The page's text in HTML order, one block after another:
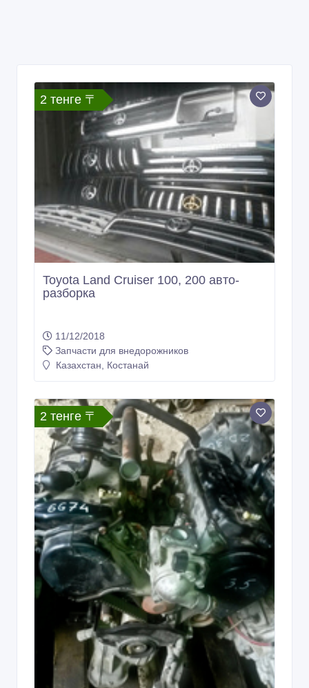
2 тенге 〒
Toyota Land Cruiser 100, 200 авто-
разборка
11/12/2018
Запчасти для внедорожников
Казахстан, Костанай
2 тенге 〒